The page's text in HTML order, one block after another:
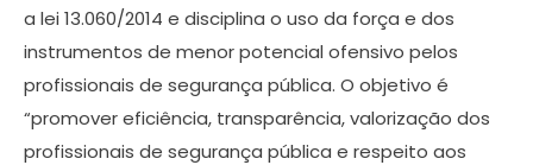
a lei 13.060/2014 e disciplina o uso da força e dos
instrumentos de menor potencial ofensivo pelos
profissionais de segurança pública. O objetivo é
“promover eficiência, transparência, valorização dos
profissionais de segurança pública e respeito aos